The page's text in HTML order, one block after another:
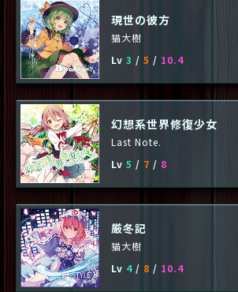
現世の彼方
猫大樹
Lv 3 / 5 / 10.4
幻想系世界修復少女
Last Note.
Lv 5 / 7 / 8
厳冬記
猫大樹
Lv 4 / 8 / 10.4